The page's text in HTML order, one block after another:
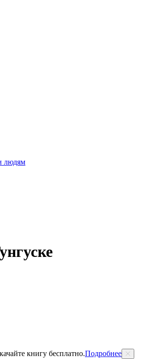
людям
книгу бесплатно.Подробнее